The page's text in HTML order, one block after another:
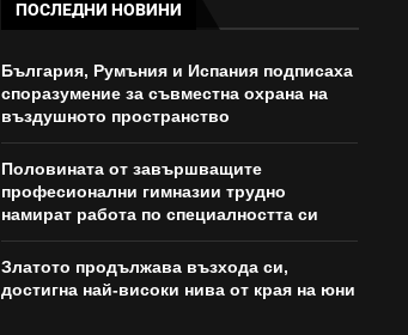
ПОСЛЕДНИ НОВИНИ
България, Румъния и Испания подписаха
споразумение за съвместна охрана на
въздушното пространство
Половината от завършващите
професионални гимназии трудно
намират работа по специалността си
Златото продължава възхода си,
достигна най-високи нива от края на юни